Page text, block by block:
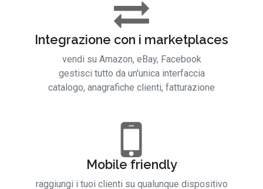
Integrazione con i marketplaces
vendi su Amazon, eBay, Facebook
gestisci tutto da un'unica interfaccia
catalogo, anagrafiche clienti, fatturazione
Mobile friendly
raggiungi i tuoi clienti su qualunque dispositivo